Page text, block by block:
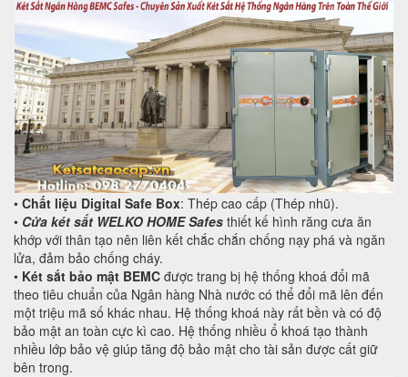
• Chất liệu Digital Safe Box: Thép cao cấp (Thép nhũ).
• Cửa két sắt WELKO HOME Safes thiết kế hình răng cưa ăn
khớp với thân tạo nên liên kết chắc chắn chống nạy phá và ngăn
lửa, đảm bảo chống cháy.
• Két sắt bảo mật BEMC được trang bị hệ thống khoá đổi mã
theo tiêu chuẩn của Ngân hàng Nhà nước có thể đổi mã lên đến
một triệu mã số khác nhau. Hệ thống khoá này rất bền và có độ
bảo mật an toàn cực kì cao. Hệ thống nhiều ổ khoá tạo thành
nhiều lớp bảo vệ giúp tăng độ bảo mật cho tài sản được cất giữ
bên trong.